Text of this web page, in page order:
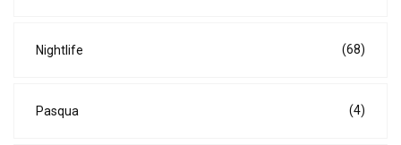
Nightlife (68)
Pasqua (4)